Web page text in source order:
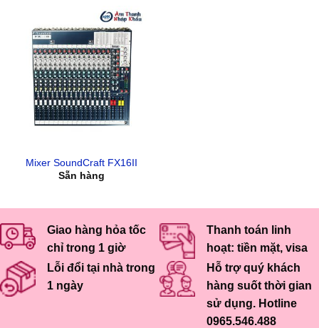
Mixer SoundCraft FX16II
Sẵn hàng
Giao hàng hỏa tốc
chỉ trong 1 giờ
Thanh toán linh
hoạt: tiền mặt, visa
Lỗi đổi tại nhà trong
1 ngày
Hỗ trợ quý khách
hàng suốt thời gian
sử dụng. Hotline
0965.546.488